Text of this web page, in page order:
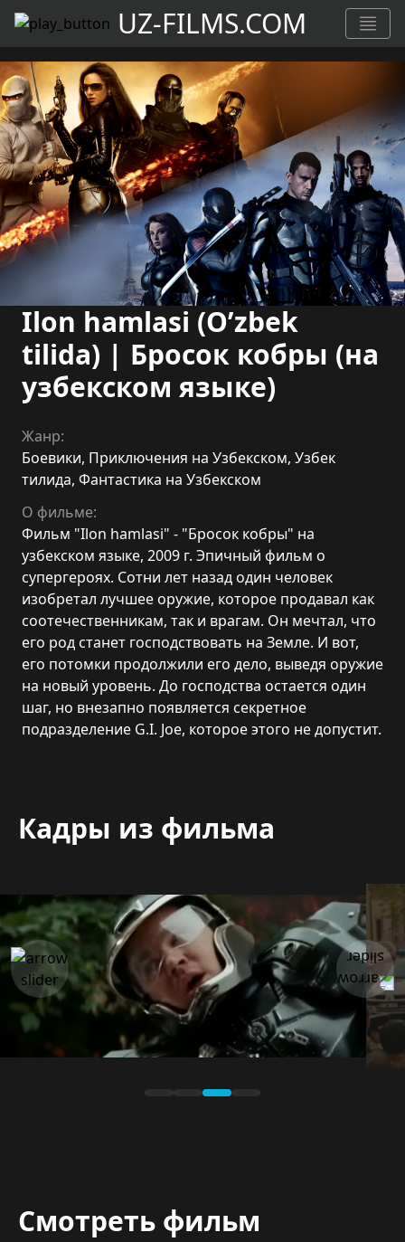
UZ-FILMS.COM
Ilon hamlasi (O’zbek
tilida) | Бросок кобры (на
узбекском языке)
Жанр:
Боевики, Приключения на Узбекском, Узбек
тилида, Фантастика на Узбекском
О фильме:
Фильм "Ilon hamlasi" - "Бросок кобры" на
узбекском языке, 2009 г. Эпичный фильм о
супергероях. Сотни лет назад один человек
изобретал лучшее оружие, которое продавал как
соотечественникам, так и врагам. Он мечтал, что
его род станет господствовать на Земле. И вот,
его потомки продолжили его дело, выведя оружие
на новый уровень. До господства остается один
шаг, но внезапно появляется секретное
подразделение G.I. Joe, которое этого не допустит.
Кадры из фильма
Смотреть фильм